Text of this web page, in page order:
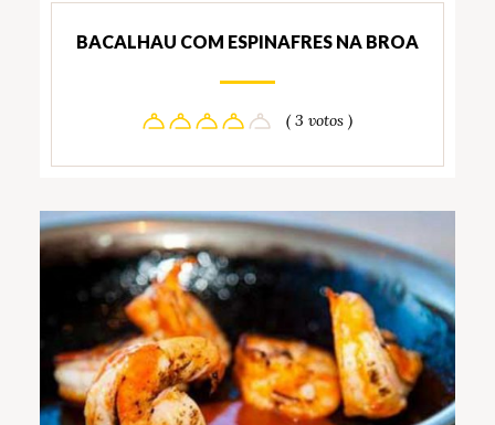
BACALHAU COM ESPINAFRES NA BROA
( 3 votos )